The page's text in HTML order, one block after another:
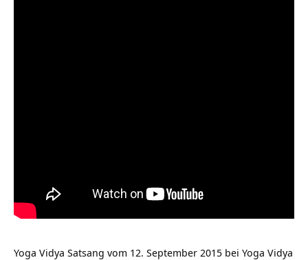
Yoga Vidya Satsang vom 12. September 2015 bei Yoga Vidya